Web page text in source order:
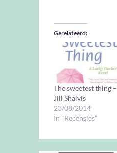
Gerelateerd
The sweetest thing –
Jill Shalvis
23/08/2014
In "Recensies"